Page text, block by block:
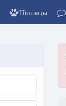
Питомцы